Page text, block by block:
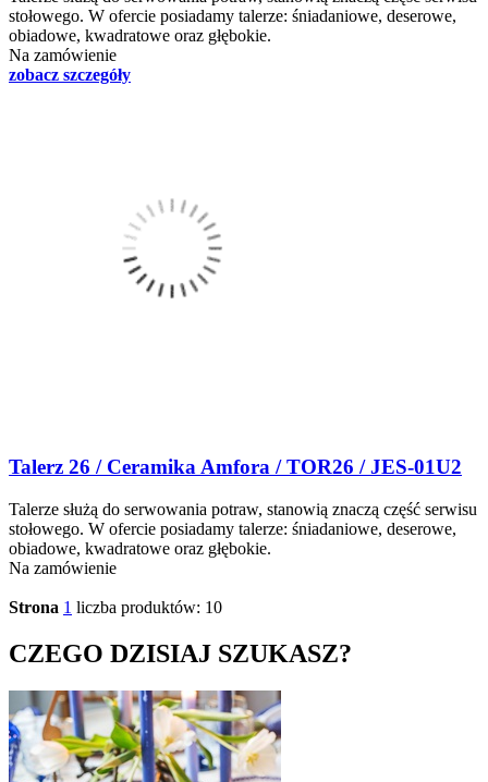
stołowego. W ofercie posiadamy talerze: śniadaniowe, deserowe,
obiadowe, kwadratowe oraz głębokie.
Na zamówienie
zobacz szczegóły
Talerz 26 / Ceramika Amfora / TOR26 / JES-01U2
Talerze służą do serwowania potraw, stanowią znaczą część serwisu
stołowego. W ofercie posiadamy talerze: śniadaniowe, deserowe,
obiadowe, kwadratowe oraz głębokie.
Na zamówienie
Strona 1 liczba produktów: 10
CZEGO DZISIAJ SZUKASZ?